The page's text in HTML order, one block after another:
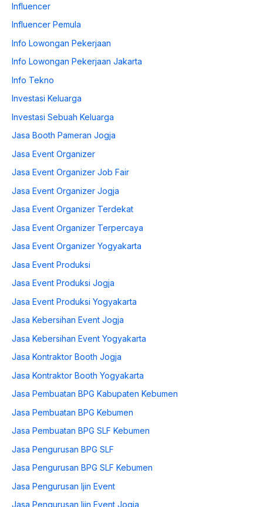
Influencer
Influencer Pemula
Info Lowongan Pekerjaan
Info Lowongan Pekerjaan Jakarta
Info Tekno
Investasi Keluarga
Investasi Sebuah Keluarga
Jasa Booth Pameran Jogja
Jasa Event Organizer
Jasa Event Organizer Job Fair
Jasa Event Organizer Jogja
Jasa Event Organizer Terdekat
Jasa Event Organizer Terpercaya
Jasa Event Organizer Yogyakarta
Jasa Event Produksi
Jasa Event Produksi Jogja
Jasa Event Produksi Yogyakarta
Jasa Kebersihan Event Jogja
Jasa Kebersihan Event Yogyakarta
Jasa Kontraktor Booth Jogja
Jasa Kontraktor Booth Yogyakarta
Jasa Pembuatan BPG Kabupaten Kebumen
Jasa Pembuatan BPG Kebumen
Jasa Pembuatan BPG SLF Kebumen
Jasa Pengurusan BPG SLF
Jasa Pengurusan BPG SLF Kebumen
Jasa Pengurusan Ijin Event
Jasa Pengurusan Ijin Event Jogja